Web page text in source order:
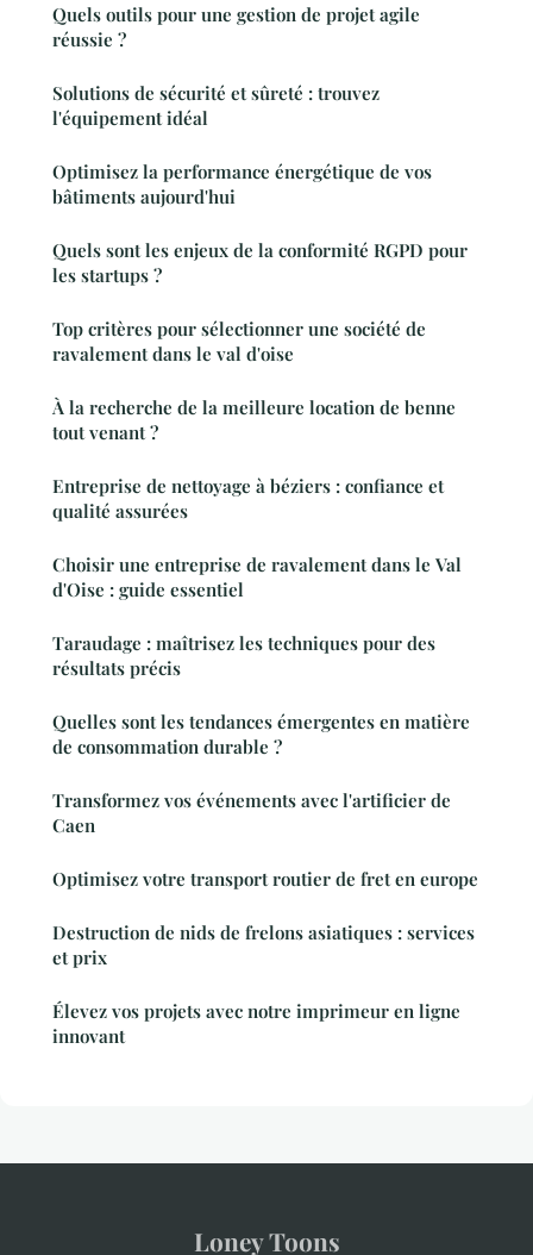
Quels outils pour une gestion de projet agile
réussie ?
Solutions de sécurité et sûreté : trouvez
l'équipement idéal
Optimisez la performance énergétique de vos
bâtiments aujourd'hui
Quels sont les enjeux de la conformité RGPD pour
les startups ?
Top critères pour sélectionner une société de
ravalement dans le val d'oise
À la recherche de la meilleure location de benne
tout venant ?
Entreprise de nettoyage à béziers : confiance et
qualité assurées
Choisir une entreprise de ravalement dans le Val
d'Oise : guide essentiel
Taraudage : maîtrisez les techniques pour des
résultats précis
Quelles sont les tendances émergentes en matière
de consommation durable ?
Transformez vos événements avec l'artificier de
Caen
Optimisez votre transport routier de fret en europe
Destruction de nids de frelons asiatiques : services
et prix
Élevez vos projets avec notre imprimeur en ligne
innovant
Loney Toons